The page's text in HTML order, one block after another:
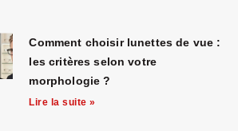
Comment choisir lunettes de vue :
les critères selon votre
morphologie ?
Lire la suite »